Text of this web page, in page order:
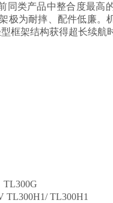
同类产品中整合度最高
极为耐摔、配件低廉。
框架结构获得超长续航
TL300G
TL300H1/ TL300H1